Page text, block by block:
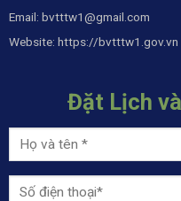
Email: bvtttw1@gmail.com
Website: https://bvtttw1.gov.vn
Đặt Lịch